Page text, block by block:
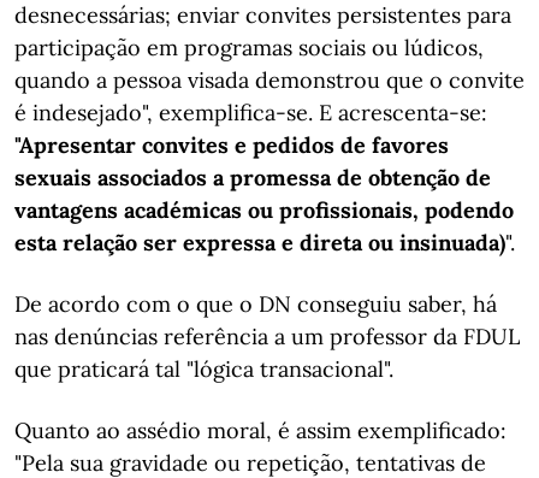
desnecessárias; enviar convites persistentes para
participação em programas sociais ou lúdicos,
quando a pessoa visada demonstrou que o convite
é indesejado", exemplifica-se. E acrescenta-se:
"Apresentar convites e pedidos de favores
sexuais associados a promessa de obtenção de
vantagens académicas ou profissionais, podendo
esta relação ser expressa e direta ou insinuada)".
De acordo com o que o DN conseguiu saber, há
nas denúncias referência a um professor da FDUL
que praticará tal "lógica transacional".
Quanto ao assédio moral, é assim exemplificado:
"Pela sua gravidade ou repetição, tentativas de